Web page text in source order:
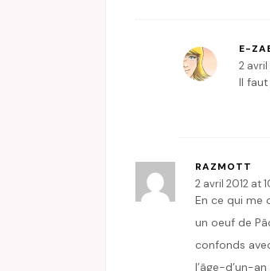
E-
2 avril
Il faut
RAZMOTT
2 avril 2012 at
En ce qui me
un oeuf de
confonds
l’âge-d’un-an